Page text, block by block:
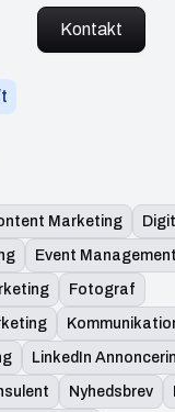
Kontakt
Marketing
Event Management
Fotograf
LinkedIn
Nyhedsbrev